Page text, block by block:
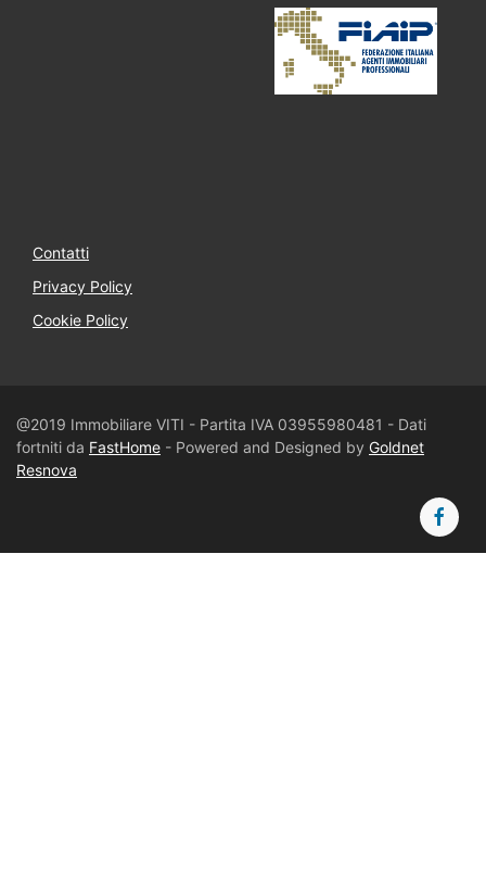
Contatti
Privacy Policy
Cookie Policy
@2019 Immobiliare VITI - Partita IVA 03955980481 - Dati
fortniti da FastHome - Powered and Designed by Goldnet
Resnova